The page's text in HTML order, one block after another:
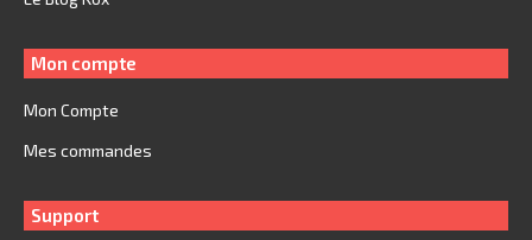
Mon compte
Mon Compte
Mes commandes
Support